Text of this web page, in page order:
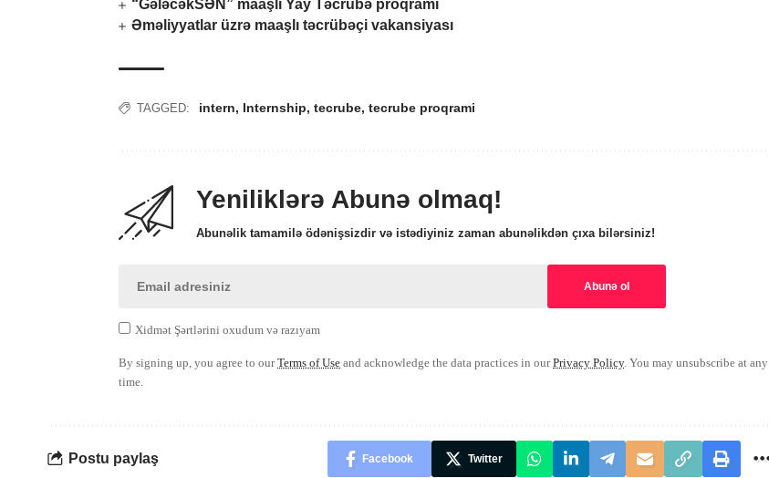
“GələcəkSƏN” maaşlı Yay Təcrübə proqramı
Əməliyyatlar üzrə maaşlı təcrübəçi vakansiyası
TAGGED: intern, Internship, tecrube, tecrube proqrami
Yeniliklərə Abunə olmaq!
Abunəlik tamamilə ödənişsizdir və istədiyiniz zaman abunəlikdən çıxa bilərsiniz!
Xidmət Şərtlərini oxudum və razıyam
By signing up, you agree to ourTerms of Use and acknowledge the data practices in ourPrivacy Policy. You may unsubscribe at any
time.
Postu paylaş Facebook Twitter